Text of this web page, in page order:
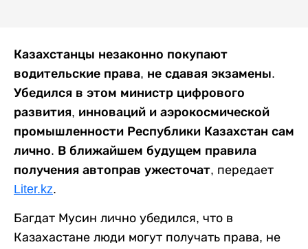
Казахстанцы незаконно покупают
водительские права, не сдавая экзамены.
Убедился в этом министр цифрового
развития, инноваций и аэрокосмической
промышленности Республики Казахстан сам
лично. В ближайшем будущем правила
получения автоправ ужесточат, передает
Liter.kz.
Багдат Мусин лично убедился, что в
Казахастане люди могут получать права, не